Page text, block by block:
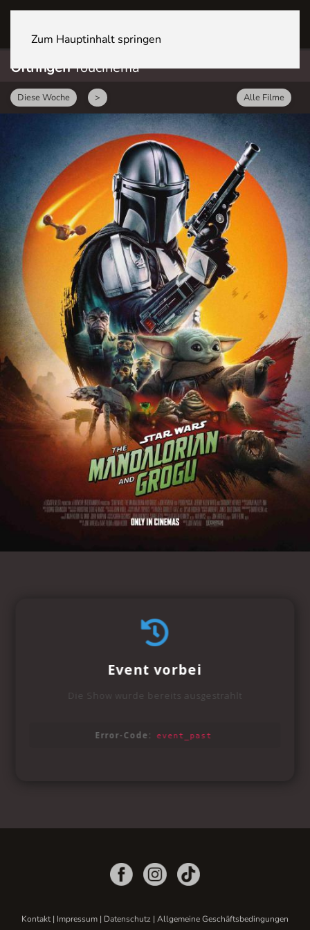
Zum Hauptinhalt springen
OftringenYoucinema
Diese Woche > Alle Filme
Kontakt| Impressum | Datenschutz | Allgemeine Geschäftsbedingungen